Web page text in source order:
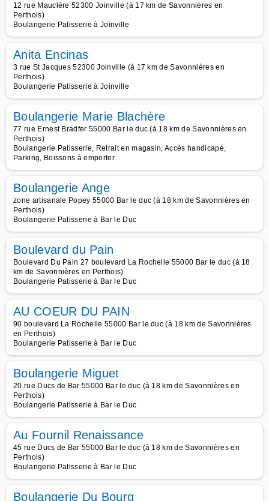
12 rue Mauclère 52300 Joinville (à 17 km de Savonnières en
Perthois)
Boulangerie Patisserie à Joinville
Anita Encinas
3 rue St Jacques 52300 Joinville (à 17 km de Savonnières en
Perthois)
Boulangerie Patisserie à Joinville
Boulangerie Marie Blachère
77 rue Ernest Bradfer 55000 Bar le duc (à 18 km de Savonnières en
Perthois)
Boulangerie Patisserie, Retrait en magasin, Accès handicapé,
Parking, Boissons à emporter
Boulangerie Ange
zone artisanale Popey 55000 Bar le duc (à 18 km de Savonnières en
Perthois)
Boulangerie Patisserie à Bar le Duc
Boulevard du Pain
Boulevard Du Pain 27 boulevard La Rochelle 55000 Bar le duc (à 18
km de Savonnières en Perthois)
Boulangerie Patisserie à Bar le Duc
AU COEUR DU PAIN
90 boulevard La Rochelle 55000 Bar le duc (à 18 km de Savonnières
en Perthois)
Boulangerie Patisserie à Bar le Duc
Boulangerie Miguet
20 rue Ducs de Bar 55000 Bar le duc (à 18 km de Savonnières en
Perthois)
Boulangerie Patisserie à Bar le Duc
Au Fournil Renaissance
45 rue Ducs de Bar 55000 Bar le duc (à 18 km de Savonnières en
Perthois)
Boulangerie Patisserie à Bar le Duc
Boulangerie Du Bourg